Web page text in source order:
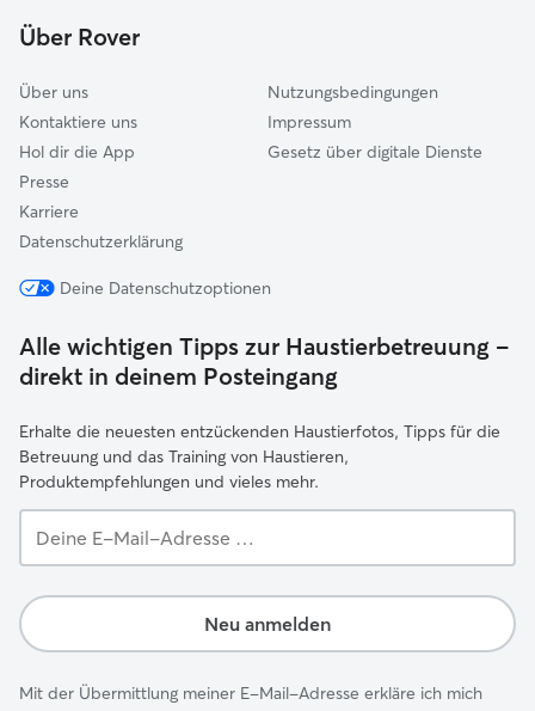
Erbach
Über Rover
Über uns
Kontaktiere uns
Hol dir die App
Presse
Karriere
Datenschutzerklärung
Nutzungsbedingungen
Impressum
Gesetz über digitale Dienste
Deine Datenschutzoptionen
Alle wichtigen Tipps zur Haustierbetreuung –
direkt in deinem Posteingang
Erhalte die neuesten entzückenden Haustierfotos, Tipps für die
Betreuung und das Training von Haustieren,
Produktempfehlungen und vieles mehr.
E-
Adresse …
Neu anmelden
Mit der Übermittlung meiner E-Mail-Adresse erkläre ich mich